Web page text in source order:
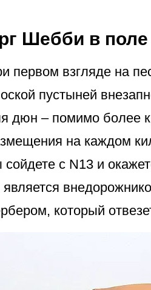
Шебби в поле
первом взгляде на
пустыней
дюн – помимо более
на каждом
сойдете с N13 и
является
который